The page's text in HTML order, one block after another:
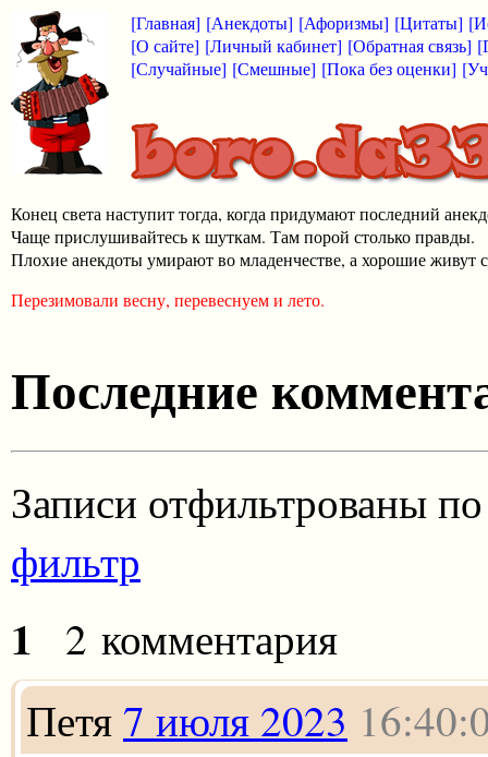
[Главная] [Анекдоты] [Афоризмы] [Цитаты]
[О сайте] [Личный кабинет] [Обратная связь]
[Случайные] [Смешные] [Пока без оценки]
Конец света наступит тогда, когда придумают последний
Чаще прислушивайтесь к шуткам. Там порой столько правды.
Плохие анекдоты умирают во младенчестве, а хорошие живут
Перезимовали весну, перевеснуем и лето.
Последние
Записи отфильтрованы
фильтр
1
2 комментария
Петя 7 июля 2023